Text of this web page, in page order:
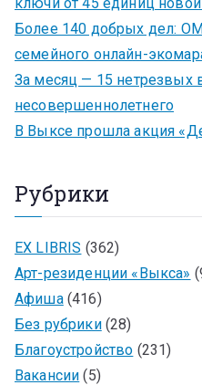
Более 140 добрых дел:
семейного онлайн-
За месяц — 15 нетрезвых
несовершеннолетнего
В Выксе прошла акция
Рубрики
EX LIBRIS (362)
Арт-резиденции «Выкса»
Афиша(416)
Без рубрики(28)
Благоустройство (231)
Вакансии (5)